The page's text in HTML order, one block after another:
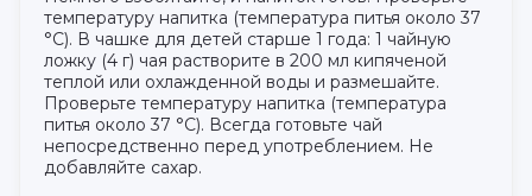
температуру напитка (температура питья около 37
°C). В чашке для детей старше 1 года: 1 чайную
ложку (4 г) чая растворите в 200 мл кипяченой
теплой или охлажденной воды и размешайте.
Проверьте температуру напитка (температура
питья около 37 °C). Всегда готовьте чай
непосредственно перед употреблением. Не
добавляйте сахар.